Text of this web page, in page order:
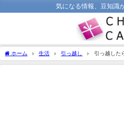
気になる情報、豆知識
ホーム 生活 引っ越し
引っ越した
別【完全マニュアル】